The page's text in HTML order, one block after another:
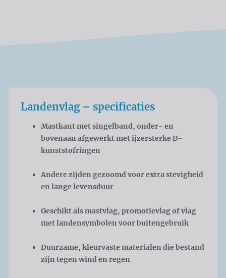
Landenvlag – specificaties
Mastkant met singelband, onder- en
bovenaan afgewerkt met ijzersterke D-
kunststofringen
Andere zijden gezoomd voor extra stevigheid
en lange levensduur
Geschikt als mastvlag, promotievlag of vlag
met landensymbolen voor buitengebruik
Duurzame, kleurvaste materialen die bestand
zijn tegen wind en regen